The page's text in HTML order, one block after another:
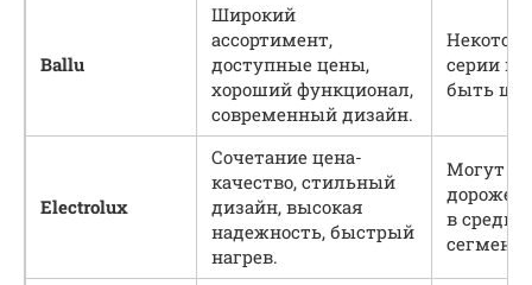
Ballu
Широкий
ассортимент,
доступные цены,
хороший функционал,
современный дизайн.
серии
быть
Electrolux
Сочетание цена-
качество, стильный
дизайн, высокая
надежность, быстрый
нагрев.
Могут
дороже
в